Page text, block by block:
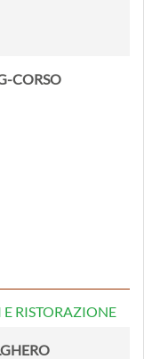
CORSO
E RISTORAZIONE